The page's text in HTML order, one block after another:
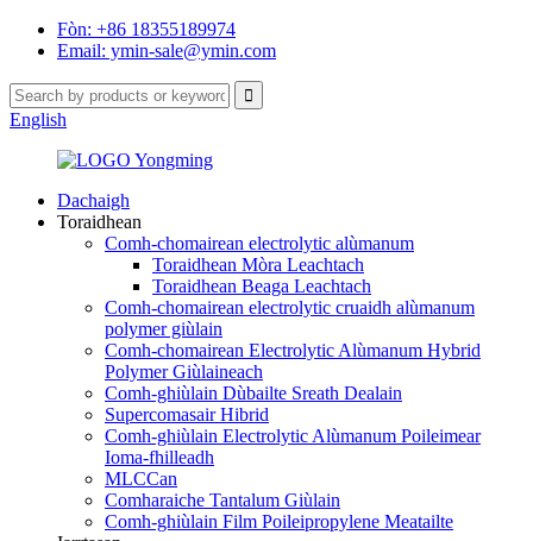
Fòn: +86 18355189974
Email: ymin-sale@ymin.com
English
Dachaigh
Toraidhean
Comh-chomairean electrolytic alùmanum
Toraidhean Mòra Leachtach
Toraidhean Beaga Leachtach
Comh-chomairean electrolytic cruaidh alùmanum
polymer giùlain
Comh-chomairean Electrolytic Alùmanum Hybrid
Polymer Giùlaineach
Comh-ghiùlain Dùbailte Sreath Dealain
Supercomasair Hibrid
Comh-ghiùlain Electrolytic Alùmanum Poileimear
Ioma-fhilleadh
MLCCan
Comharaiche Tantalum Giùlain
Comh-ghiùlain Film Poileipropylene Meatailte